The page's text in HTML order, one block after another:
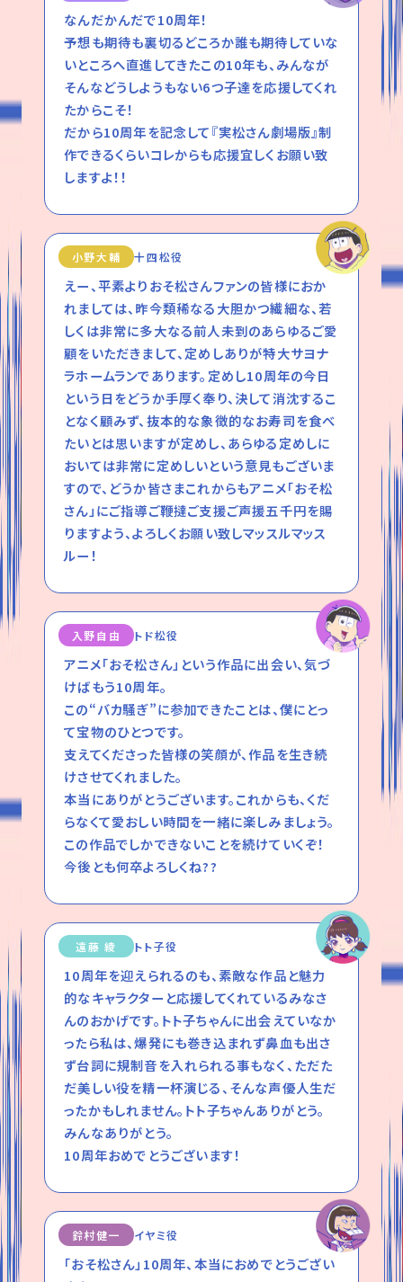
なんだかんだで10周年！
予想も期待も裏切るどころか誰も期待していな
いところへ直進してきたこの10年も、みんなが
そんなどうしようもない6つ子達を応援してくれ
たからこそ！
だから10周年を記念して『実松さん劇場版』制
作できるくらいコレからも応援宜しくお願い致
しますよ！！
小野大輔 十四松役
えー、平素よりおそ松さんファンの皆様におか
れましては、昨今類稀なる大胆かつ繊細な、若
しくは非常に多大なる前人未到のあらゆるご愛
顧をいただきまして、定めしありが特大サヨナ
ラホームランであります。定めし10周年の今日
という日をどうか手厚く奉り、決して消沈するこ
となく顧みず、抜本的な象徴的なお寿司を食べ
たいとは思いますが定めし、あらゆる定めしに
おいては非常に定めしいという意見もございま
すので、どうか皆さまこれからもアニメ「おそ松
さん」にご指導ご鞭撻ご支援ご声援五千円を賜
りますよう、よろしくお願い致しマッスルマッス
ルー！
入野自由 トド松役
アニメ「おそ松さん」という作品に出会い、気づ
けばもう10周年。
この“バカ騒ぎ”に参加できたことは、僕にとっ
て宝物のひとつです。
支えてくださった皆様の笑顔が、作品を生き続
けさせてくれました。
本当にありがとうございます。これからも、くだ
らなくて愛おしい時間を一緒に楽しみましょう。
この作品でしかできないことを続けていくぞ！
今後とも何卒よろしくね??
遠藤 綾 トト子役
10周年を迎えられるのも、素敵な作品と魅力
的なキャラクターと応援してくれているみなさ
んのおかげです。トト子ちゃんに出会えていなか
ったら私は、爆発にも巻き込まれず鼻血も出さ
ず台詞に規制音を入れられる事もなく、ただた
だ美しい役を精一杯演じる、そんな声優人生だ
ったかもしれません。トト子ちゃんありがとう。
みんなありがとう。
10周年おめでとうございます！
鈴村健一 イヤミ役
「おそ松さん」10周年、本当におめでとうござい